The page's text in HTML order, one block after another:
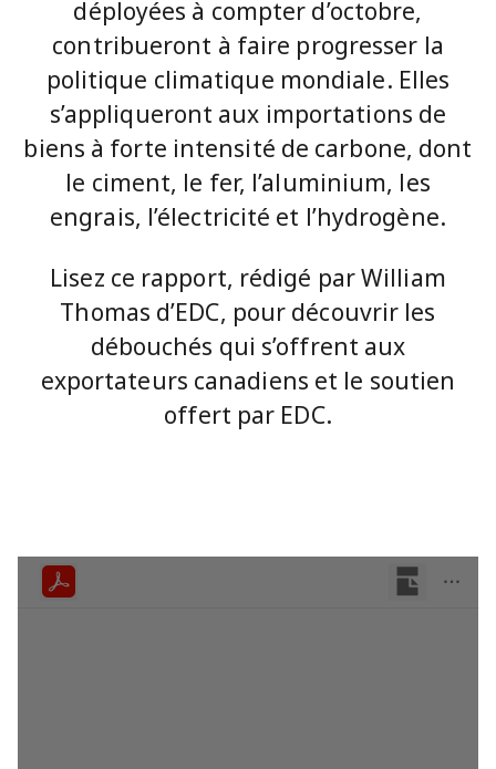
déployées à compter d’octobre,
contribueront à faire progresser la
politique climatique mondiale. Elles
s’appliqueront aux importations de
biens à forte intensité de carbone, dont
le ciment, le fer, l’aluminium, les
engrais, l’électricité et l’hydrogène.
Lisez ce rapport, rédigé par William
Thomas d’EDC, pour découvrir les
débouchés qui s’offrent aux
exportateurs canadiens et le soutien
offert par EDC.